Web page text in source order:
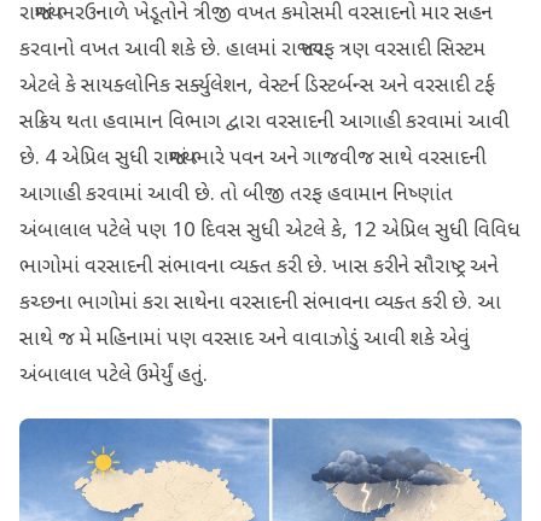
રાજ્યમાં ભરઉનાળે ખેડૂતોને ત્રીજી વખત કમોસમી વરસાદનો માર સહન
કરવાનો વખત આવી શકે છે. હાલમાં રાજ્ય તરફ ત્રણ વરસાદી સિસ્ટમ
એટલે કે સાયક્લોનિક સર્ક્યુલેશન, વેસ્ટર્ન ડિસ્ટર્બન્સ અને વરસાદી ટર્ફ
સક્રિય થતા હવામાન વિભાગ દ્વારા વરસાદની આગાહી કરવામાં આવી
છે. 4 એપ્રિલ સુધી રાજ્યમાં ભારે પવન અને ગાજવીજ સાથે વરસાદની
આગાહી કરવામાં આવી છે. તો બીજી તરફ હવામાન નિષ્ણાંત
અંબાલાલ પટેલે પણ 10 દિવસ સુધી એટલે કે, 12 એપ્રિલ સુધી વિવિધ
ભાગોમાં વરસાદની સંભાવના વ્યક્ત કરી છે. ખાસ કરીને સૌરાષ્ટ્ર અને
કચ્છના ભાગોમાં કરા સાથેના વરસાદની સંભાવના વ્યક્ત કરી છે. આ
સાથે જ મે મહિનામાં પણ વરસાદ અને વાવાઝોડું આવી શકે એવું
અંબાલાલ પટેલે ઉમેર્યું હતું.